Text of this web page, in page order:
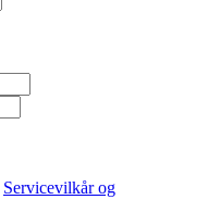
Servicevilkår og